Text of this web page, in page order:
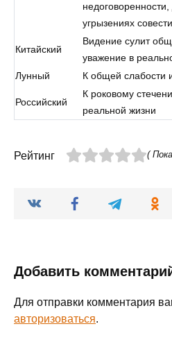
угрызениях
Китайский
Видение сулит
уважение в
Лунный
К общей слабости
Российский
К роковому
реальной жизни
Рейтинг (
Добавить
Для отправки комментария
авторизоваться.